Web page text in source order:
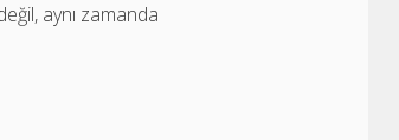
aynı zamanda